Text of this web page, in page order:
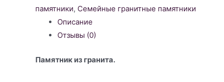
памятники, Семейные гранитные памятники
Описание
Отзывы (0)
Памятник из гранита.